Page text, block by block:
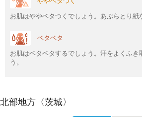
お肌はややベタつくでしょう。あぶらとり紙
ベタベタ
お肌はベタベタするでしょう。汗をよくふき
う。
北部地方〈茨城〉